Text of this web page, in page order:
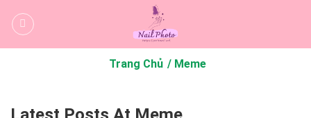
qua
Trang Chủ Meme